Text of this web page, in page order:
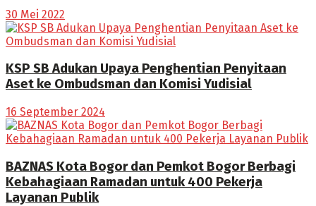
30 Mei 2022
KSP SB Adukan Upaya Penghentian Penyitaan
Aset ke Ombudsman dan Komisi Yudisial
16 September 2024
BAZNAS Kota Bogor dan Pemkot Bogor Berbagi
Kebahagiaan Ramadan untuk 400 Pekerja
Layanan Publik